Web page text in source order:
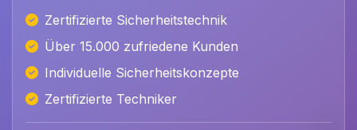
Zertifizierte Sicherheitstechnik
Über 15.000 zufriedene Kunden
Individuelle Sicherheitskonzepte
Zertifizierte Techniker